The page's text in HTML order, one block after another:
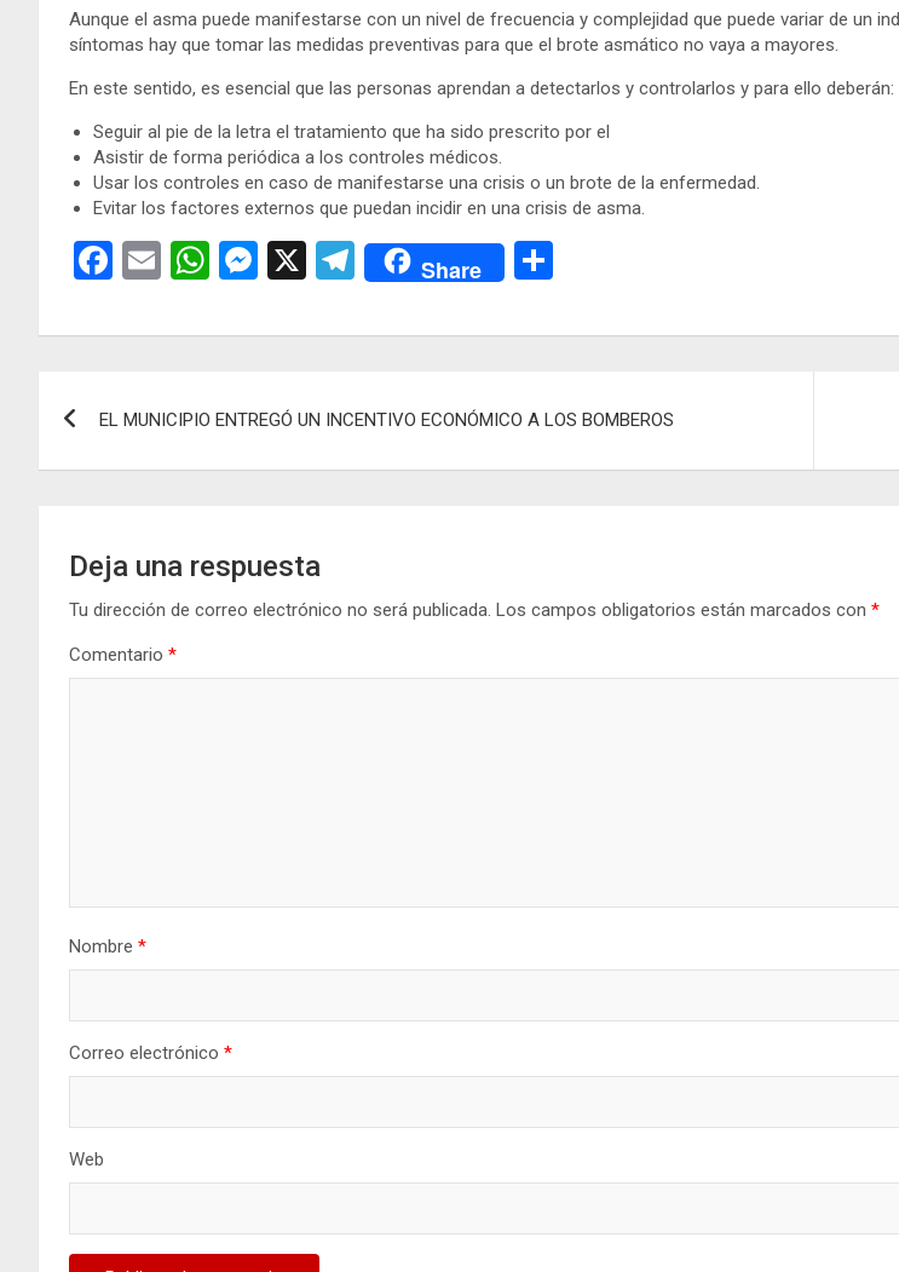
Aunque el asma puede manifestarse con un nivel de frecuencia y complejidad que puede variar de un
síntomas hay que tomar las medidas preventivas para que el brote asmático no vaya a mayores.
En este sentido, es esencial que las personas aprendan a detectarlos y controlarlos y para ello deberán:
Seguir al pie de la letra el tratamiento que ha sido prescrito por el
Asistir de forma periódica a los controles médicos.
Usar los controles en caso de manifestarse una crisis o un brote de la enfermedad.
Evitar los factores externos que puedan incidir en una crisis de asma.
F
ce
o
E
ail
W
at
A
M
se
g
X
T
e
a
Share
m
ar
EL MUNICIPIO ENTREGÓ UN INCENTIVO ECONÓMICO A LOS BOMBEROS
Deja una respuesta
Tu dirección de correo electrónico no será publicada. Los campos obligatorios están marcados con *
Comentario *
Nombre *
Correo electrónico *
Web